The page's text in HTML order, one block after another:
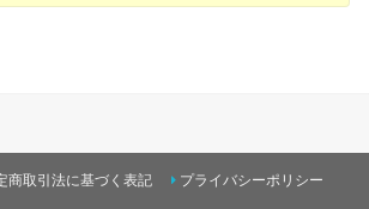
商取引法に基づく表記 プライバシーポリシー